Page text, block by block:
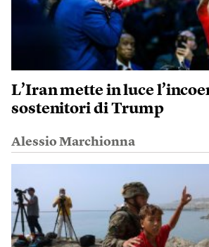
L’Iran mette in luce
sostenitori di Trump
Alessio Marchionna